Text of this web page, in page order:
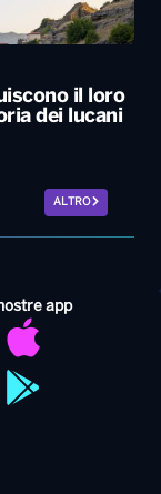
il loro
dei lucani
ALTRO
app